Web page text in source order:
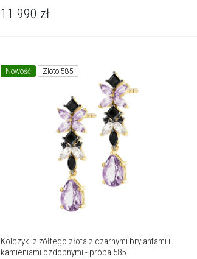
11 990 zł
Nowość Złoto 585
Kolczyki z żółtego złota z czarnymi brylantami i
kamieniami ozdobnymi - próba 585